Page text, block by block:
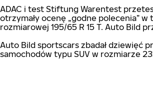
ADAC i test Stiftung Warentest
otrzymały ocenę „godne polecenia”
rozmiarowej 195/65 R 15 T. Auto Bild
Auto Bild sportscars zbadał dziewięć
samochodów typu SUV w rozmiarze